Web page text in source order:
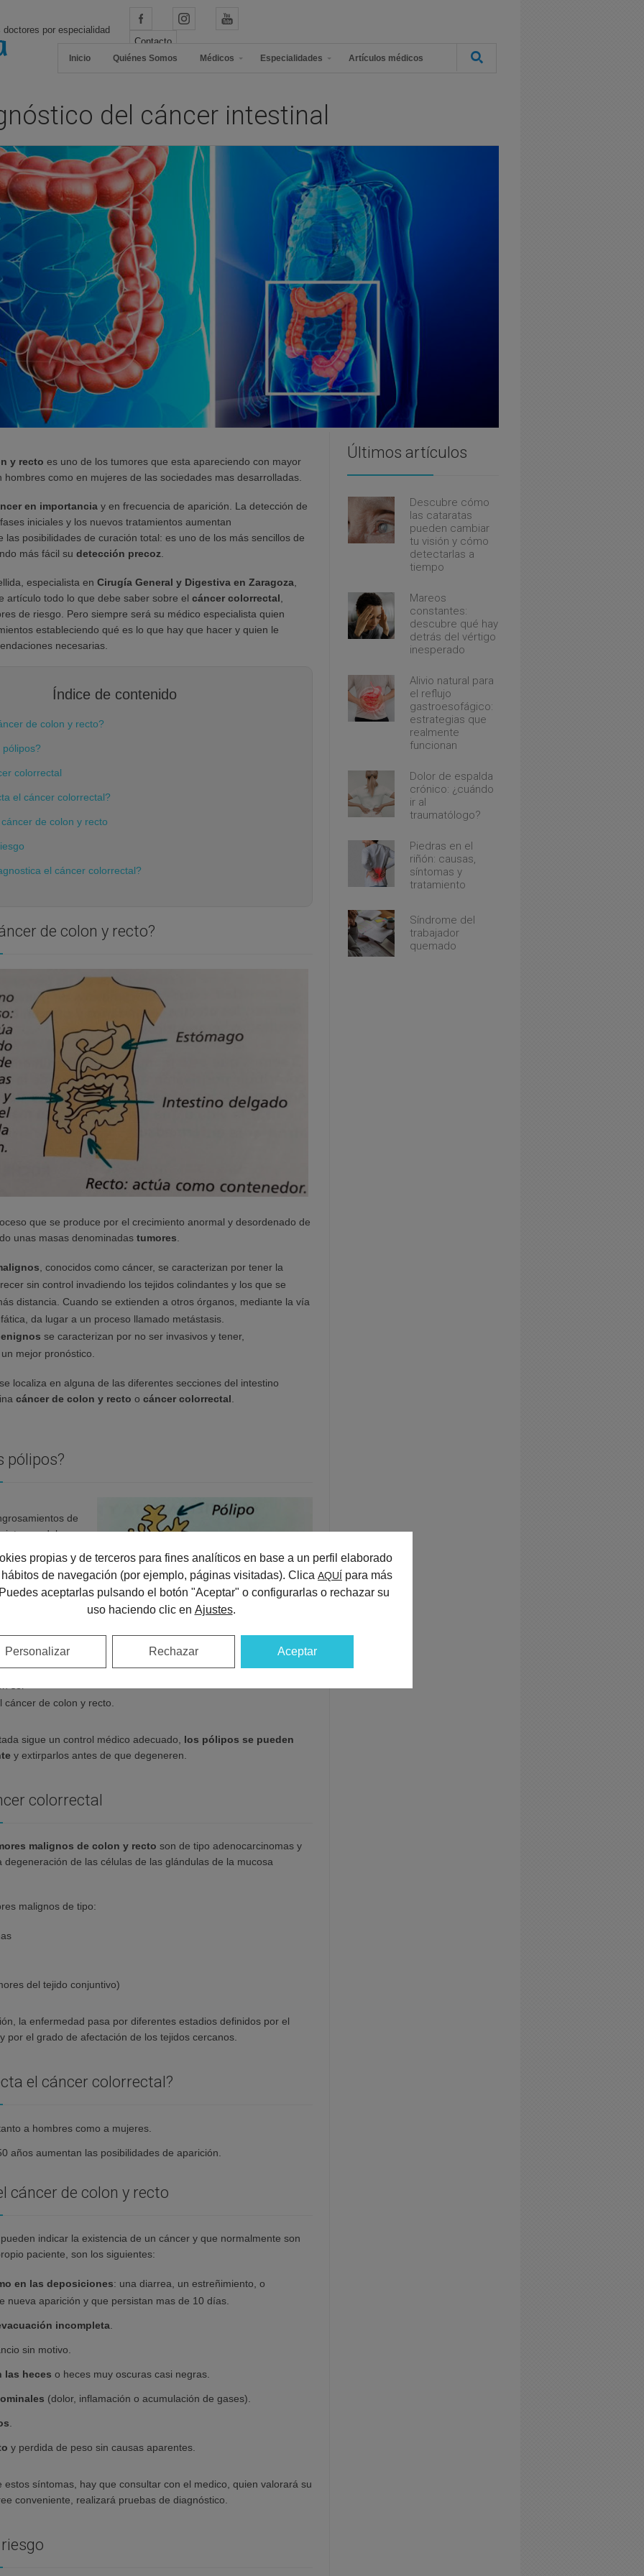
por especialidad
Contacto
Inicio Quiénes Somos Médicos Especialidades Artículos médicos
del cáncer intestinal
y recto es uno de los tumores que esta apareciendo con mayor
hombres como en mujeres de las sociedades mas desarrolladas.
en importancia y en frecuencia de aparición. La detección de
iniciales y los nuevos tratamientos aumentan
las posibilidades de curación total: es uno de los más sencillos de
más fácil su detección precoz
especialista en Cirugía General y Digestiva en Zaragoza
artículo todo lo que debe saber sobre el cáncer colorrectal
de riesgo. Pero siempre será su médico especialista quien
estableciendo qué es lo que hay que hacer y quien le
necesarias.
Índice de contenido
de colon y recto?
colorrectal
el cáncer colorrectal?
de colon y recto
el cáncer colorrectal?
de colon y recto?
que se produce por el crecimiento anormal y desordenado de
unas masas denominadas tumores.
, conocidos como cáncer, se caracterizan por tener la
sin control invadiendo los tejidos colindantes y los que se
distancia. Cuando se extienden a otros órganos, mediante la vía
da lugar a un proceso llamado metástasis.
se caracterizan por no ser invasivos y tener,
mejor pronóstico.
localiza en alguna de las diferentes secciones del intestino
cáncer de colon y recto o cáncer colorrectal.
pólipos?
de
interna- del
, de
son de
en las
ser
cáncer de colon y recto.
sigue un control médico adecuado, los pólipos se pueden
y extirparlos antes de que degeneren.
colorrectal
malignos de colon y recto son de tipo adenocarcinomas y
degeneración de las células de las glándulas de la mucosa
malignos de tipo:
del tejido conjuntivo)
la enfermedad pasa por diferentes estadios definidos por el
por el grado de afectación de los tejidos cercanos.
el cáncer colorrectal?
a hombres como a mujeres.
años aumentan las posibilidades de aparición.
cáncer de colon y recto
indicar la existencia de un cáncer y que normalmente son
paciente, son los siguientes:
en las deposiciones: una diarrea, un estreñimiento, o
nueva aparición y que persistan mas de 10 días.
incompleta.
sin motivo.
las heces o heces muy oscuras casi negras.
(dolor, inflamación o acumulación de gases).
.
y perdida de peso sin causas aparentes.
estos síntomas, hay que consultar con el medico, quien valorará su
conveniente, realizará pruebas de diagnóstico.
Últimos artículos
Descubre cómo
las cataratas
pueden cambiar
tu visión y cómo
detectarlas a
tiempo
Mareos
constantes:
descubre qué hay
detrás del vértigo
inesperado
Alivio natural para
el reflujo
gastroesofágico:
estrategias que
realmente
funcionan
Dolor de espalda
crónico: ¿cuándo
ir al
traumatólogo?
Piedras en el
riñón: causas,
síntomas y
tratamiento
Síndrome del
trabajador
quemado
propias y de terceros para fines analíticos en base a un perfil elaborado
de navegación (por ejemplo, páginas visitadas). Clica AQUÍ para más
aceptarlas pulsando el botón "Aceptar" o configurarlas o rechazar su
uso haciendo clic en Ajustes.
Aceptar
Rechazar
Personalizar